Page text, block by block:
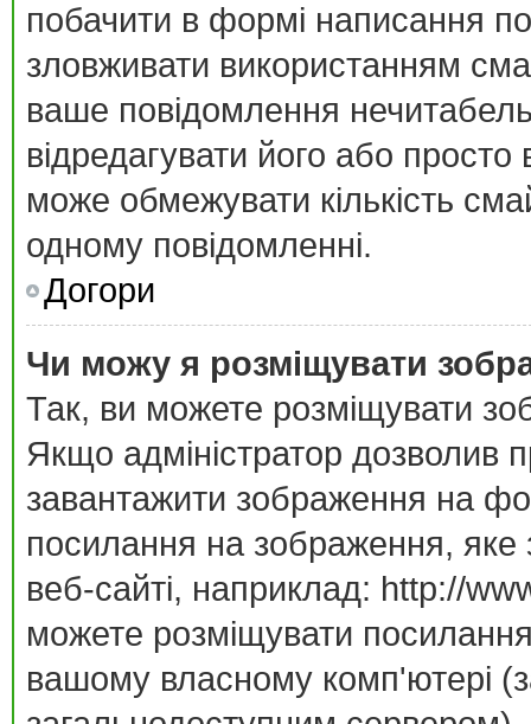
побачити в формі написання
зловживати використанням
ваше повідомлення
відредагувати його або
може обмежувати кількість
одному повідомленні.
Догори
Чи можу я розміщувати
Так, ви можете розміщувати
Якщо адміністратор дозволив
завантажити зображення на
посилання на зображення, яке
веб-сайті, наприклад: http://
можете розміщувати
вашому власному комп'ютері